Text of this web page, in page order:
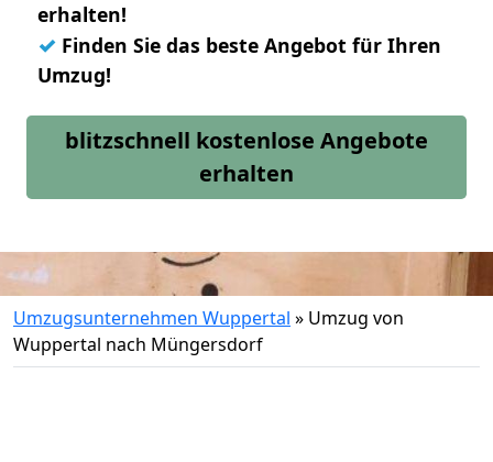
erhalten!
✓ Finden Sie das beste Angebot für Ihren
Umzug!
blitzschnell kostenlose Angebote
erhalten
Umzugsunternehmen Wuppertal » Umzug von
Wuppertal nach Müngersdorf